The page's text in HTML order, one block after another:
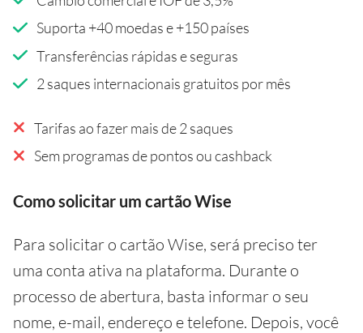
Suporta +40 moedas e +150 países
Transferências rápidas e seguras
2 saques internacionais gratuitos por mês
Tarifas ao fazer mais de 2 saques
Sem programas de pontos ou cashback
Como solicitar um cartão Wise
Para solicitar o cartão Wise, será preciso ter
uma conta ativa na plataforma. Durante o
processo de abertura, basta informar o seu
nome, e-mail, endereço e telefone. Depois, você